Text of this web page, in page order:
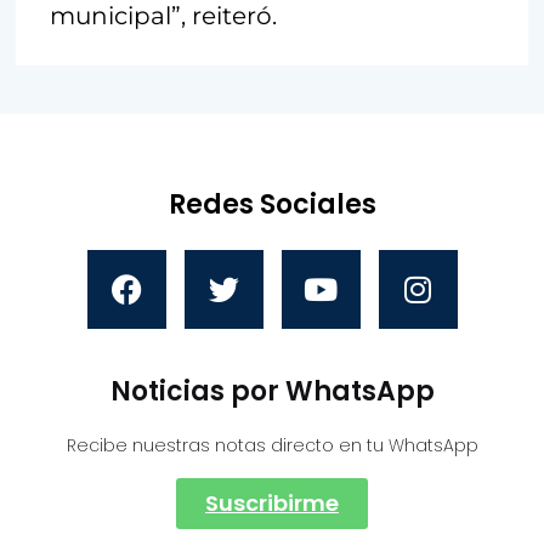
municipal”, reiteró.
Redes Sociales
Noticias por WhatsApp
Recibe nuestras notas directo en tu WhatsApp
Suscribirme